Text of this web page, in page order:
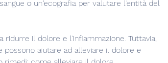
o un'ecografia per valutare l'entità del
ridurre il dolore e l'infiammazione. Tuttavia,
aiutare ad alleviare il dolore e